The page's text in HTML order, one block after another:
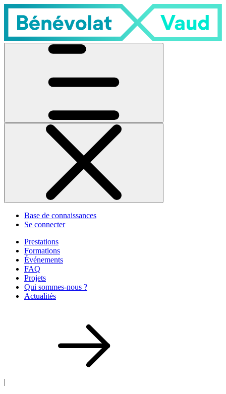
Base de connaissances
Se connecter
Prestations
Formations
Événements
FAQ
Projets
Qui sommes-nous ?
Actualités
|